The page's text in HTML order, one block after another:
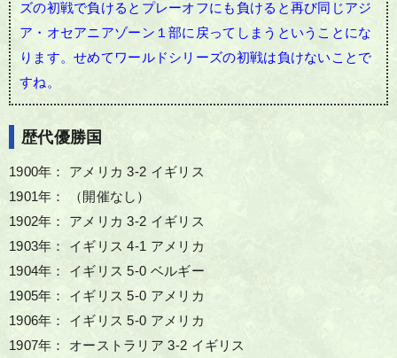
ズの初戦で負けるとプレーオフにも負けると再び同じアジ
ア・オセアニアゾーン１部に戻ってしまうということにな
ります。せめてワールドシリーズの初戦は負けないことで
すね。
歴代優勝国
1900年： アメリカ 3-2 イギリス
1901年： （開催なし）
1902年： アメリカ 3-2 イギリス
1903年： イギリス 4-1 アメリカ
1904年： イギリス 5-0 ベルギー
1905年： イギリス 5-0 アメリカ
1906年： イギリス 5-0 アメリカ
1907年： オーストラリア 3-2 イギリス